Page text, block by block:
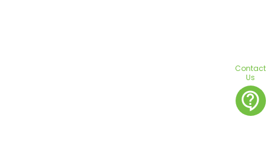
Contact
Us
contact_support